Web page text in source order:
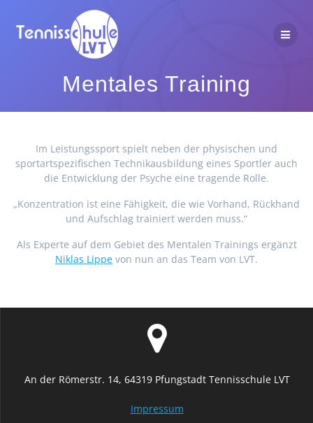
Mentales Training
Im Leistungssport spielt neben der physischen und
sportartspezifischen Technikausbildung eines Sportler auch
die Entwicklung der Psyche eine tragende Rolle.
„Konzentration ist eine Fähigkeit, die wie Vorhand, Rückhand
und Aufschlag trainiert werden muss.“
Als Experte auf dem Gebiet des Mentalen Trainings ergänzt
Niklas Lippe von nun an das Team von LVT.
An der Römerstr. 14, 64319 Pfungstadt Tennisschule LVT
Impressum